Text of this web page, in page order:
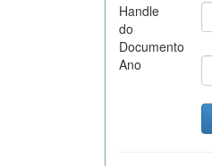
Handle
do
Documento
Ano